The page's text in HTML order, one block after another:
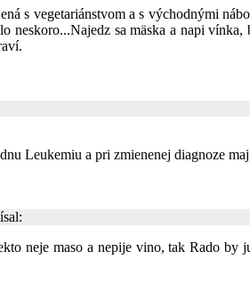
s vegetariánstvom a s východnými
neskoro...Najedz sa mäska a napi
Leukemiu a pri zmienenej diagnoze
neje maso a nepije vino, tak Rado by